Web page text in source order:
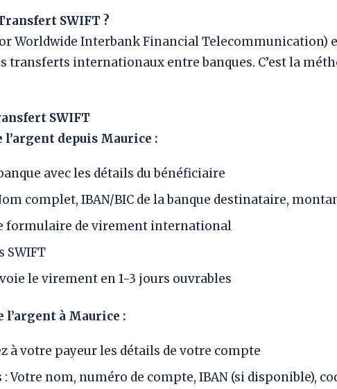
SWIFT ?
Worldwide Interbank Financial Telecommunication)
transferts internationaux entre banques. C’est la
SWIFT
l’argent depuis Maurice :
avec les détails du bénéficiaire
complet, IBAN/BIC de la banque destinataire,
formulaire de virement international
SWIFT
le virement en 1-3 jours ouvrables
l’argent à Maurice :
à votre payeur les détails de votre compte
Votre nom, numéro de compte, IBAN (si disponible),